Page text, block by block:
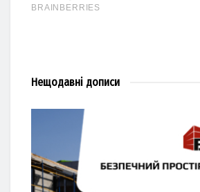
Нещодавні дописи